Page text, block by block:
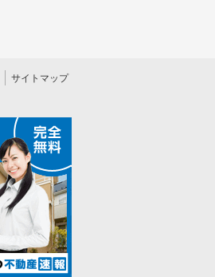
サイトマップ